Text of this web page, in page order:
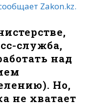
Zakon.kz.
служба,
над
Но,
не хватает